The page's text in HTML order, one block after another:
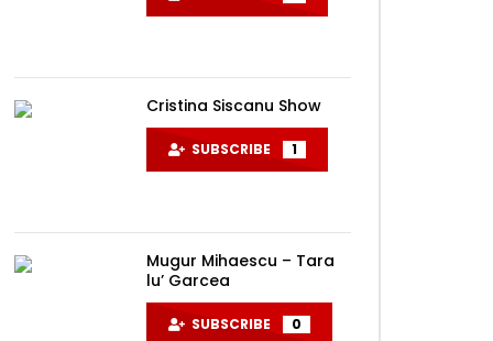
Cristina Siscanu Show
SUBSCRIBE 1
Mugur Mihaescu – Tara
lu’ Garcea
SUBSCRIBE 0